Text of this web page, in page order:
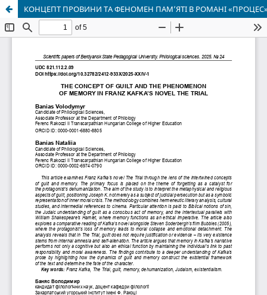
КОНЦЕПТ ПРОВИНИ ТА ФЕНОМЕН ПАМ’ЯТІ В РОМАНІ